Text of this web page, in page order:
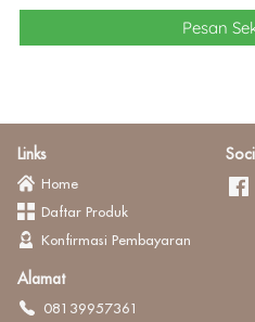
`Pesan
Links
Home
Daftar Produk
Konfirmasi Pembayaran
Alamat
08139957361